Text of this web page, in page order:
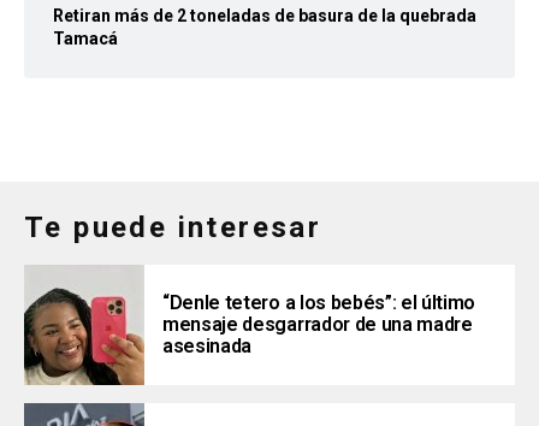
Retiran más de 2 toneladas de basura de la quebrada
Tamacá
Te puede interesar
“Denle tetero a los bebés”: el último
mensaje desgarrador de una madre
asesinada